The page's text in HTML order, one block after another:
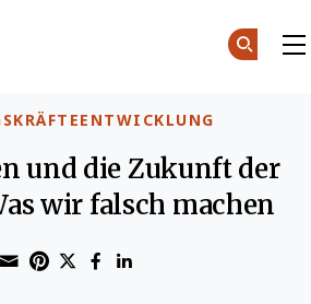
und die Zukunft der
wir falsch machen
Share through Email
Print this page
Share on Pinterest
Share on Twitter
Share on